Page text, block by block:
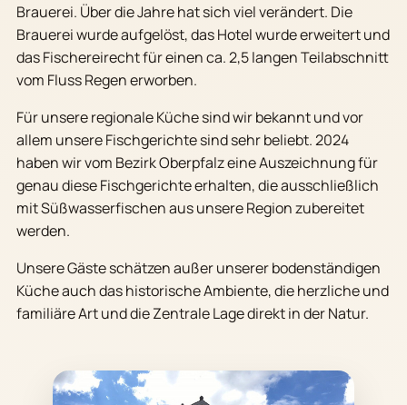
Brauerei. Über die Jahre hat sich viel verändert. Die
Brauerei wurde aufgelöst, das Hotel wurde erweitert und
das Fischereirecht für einen ca. 2,5 langen Teilabschnitt
vom Fluss Regen erworben.
Für unsere regionale Küche sind wir bekannt und vor
allem unsere Fischgerichte sind sehr beliebt. 2024
haben wir vom Bezirk Oberpfalz eine Auszeichnung für
genau diese Fischgerichte erhalten, die ausschließlich
mit Süßwasserfischen aus unsere Region zubereitet
werden.
Unsere Gäste schätzen außer unserer bodenständigen
Küche auch das historische Ambiente, die herzliche und
familiäre Art und die Zentrale Lage direkt in der Natur.